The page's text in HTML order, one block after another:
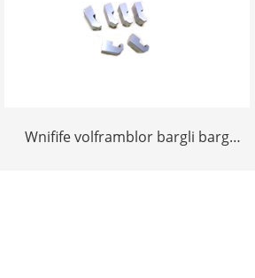
Wnifife volframblor bargli barg